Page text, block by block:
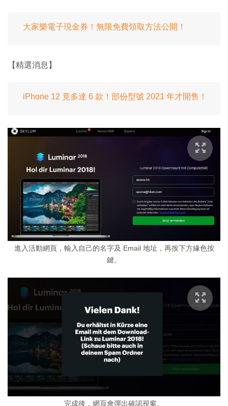
大家樂電子現金券！無限免費領取方法公開！
【精選消息】
iPhone 12 竟多達 6 款！部份型號 2021 年才開售！
進入活動網頁，輸入自己的名字及 Email 地址，再按下方緣色按
鍵。
完成後，網頁會彈出確認視窗。